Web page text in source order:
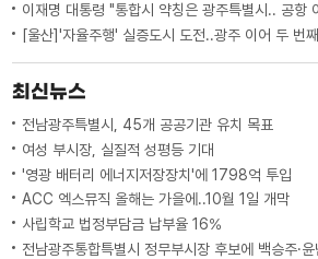
[울산]'자율주행' 실증도시 도전..광주 이어 두 번째
최신뉴스
전남광주특별시, 45개 공공기관 유치 목표
여성 부시장, 실질적 성평등 기대
'영광 배터리 에너지저장장치'에 1798억 투입
ACC 엑스뮤직 올해는 가을에..10월 1일 개막
사립학교 법정부담금 납부율 16%